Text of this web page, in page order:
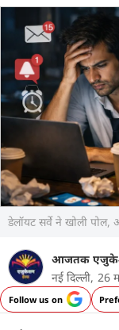
डेलॉयट सर्वे ने खोली पोल,
आजतक
नई दिल्ली, 26
Follow us on